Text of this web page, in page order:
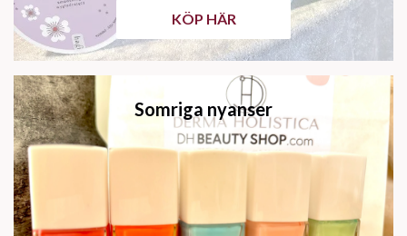
KÖP HÄR
Somriga nyanser